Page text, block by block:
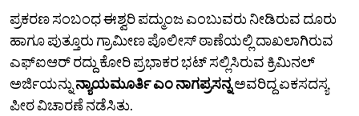
ಪ್ರಕರಣ ಸಂಬಂಧ ಈಶ್ವರಿ ಪದ್ಮುಂಜ ಎಂಬುವರು ನೀಡಿರುವ ದೂರು
ಹಾಗೂ ಪುತ್ತೂರು ಗ್ರಾಮೀಣ ಪೊಲೀಸ್ ಠಾಣೆಯಲ್ಲಿ ದಾಖಲಾಗಿರುವ
ಎಫ್‌ಐಆರ್ ರದ್ದು ಕೋರಿ ಪ್ರಭಾಕರ ಭಟ್ ಸಲ್ಲಿಸಿರುವ ಕ್ರಿಮಿನಲ್
ಅರ್ಜಿಯನ್ನುನ್ಯಾಯಮೂರ್ತಿ ಎಂ ನಾಗಪ್ರಸನ್ನಅವರಿದ್ದ ಏಕಸದಸ್ಯ
ಪೀಠ ವಿಚಾರಣೆ ನಡೆಸಿತು.